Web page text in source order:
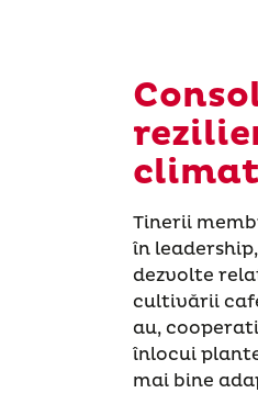
Tinerii
în
dezvolte
cultivării
au,
înlocui
mai bine